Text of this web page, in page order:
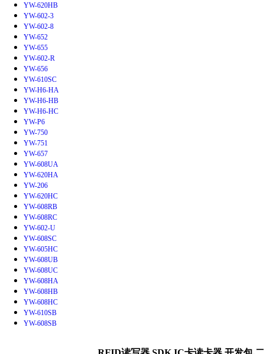
YW-620HB
YW-602-3
YW-602-8
YW-652
YW-655
YW-602-R
YW-656
YW-610SC
YW-H6-HA
YW-H6-HB
YW-H6-HC
YW-P6
YW-750
YW-751
YW-657
YW-608UA
YW-620HA
YW-206
YW-620HC
YW-608RB
YW-608RC
YW-602-U
YW-608SC
YW-605HC
YW-608UB
YW-608UC
YW-608HA
YW-608HB
YW-608HC
YW-610SB
YW-608SB